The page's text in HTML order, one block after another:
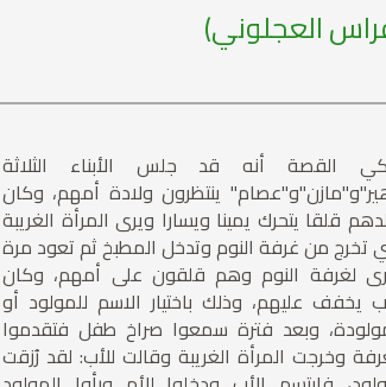
العجلوني)
القصة أنه قد جلس الأبناء الثلاثة
ينتظرون ولادة أمهم، وكان
قلقا يتحرك يمينا ويسارا ويرى المرأة الغريبة
تخرج من غرفة النوم وتدخل المطبخ ثم تعود مرة
لغرفة النوم وهم قلقون على أمهم، وكان
يخفف عليهم، وذلك باختيار الاسم للمولود أو
وبعد فترة سمعوا صراخ طفل فتقدموا
وخرجت المرأة الغريبة وقالت للأب: لقد رُزقت